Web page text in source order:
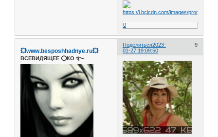
0
Поделиться 9
2023-
01-27 19:09:50
💥www.besposhhadnye.ru💥
ВСЕВИДЯЩЕЕ ⭕️КО ࿐